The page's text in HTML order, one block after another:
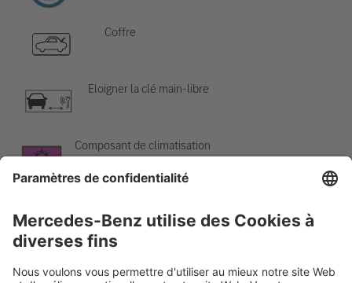
Coffre
Eloigner la clé main-libre
Composant de climatisation